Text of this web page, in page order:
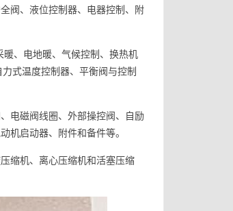
阀、液位控制器、电器控制、附
、电地暖、气候控制、换热机
式温度控制器、平衡阀与控制
电磁阀线圈、外部操控阀、自励
机启动器、附件和备件等。
缩机、离心压缩机和活塞压缩